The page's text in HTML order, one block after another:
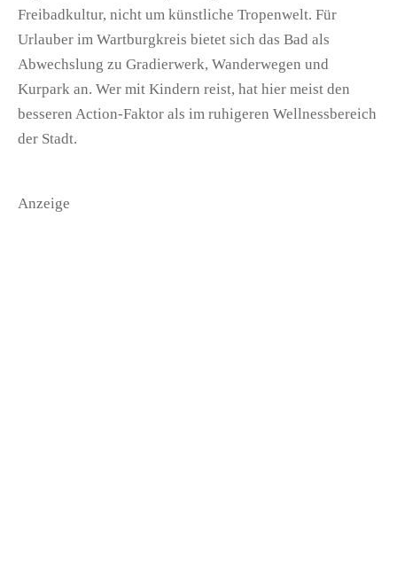
Freibadkultur, nicht um künstliche Tropenwelt. Für
Urlauber im Wartburgkreis bietet sich das Bad als
Abwechslung zu Gradierwerk, Wanderwegen und
Kurpark an. Wer mit Kindern reist, hat hier meist den
besseren Action-Faktor als im ruhigeren Wellnessbereich
der Stadt.
Anzeige